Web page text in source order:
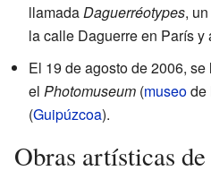
llamadaDaguerréotypes,
la calle Daguerre en París y
El 19 de agosto de 2006,
el Photomuseum (museode
(Guipúzcoa).
Obras artísticas